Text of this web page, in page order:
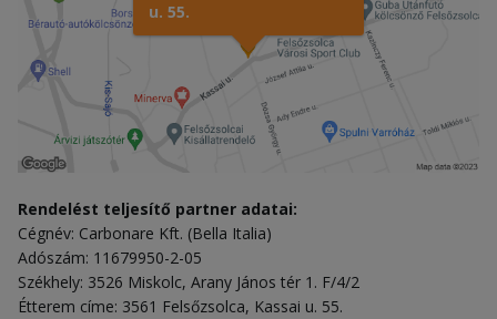
u. 55.
Rendelést teljesítő partner adatai:
Cégnév: Carbonare Kft. (Bella Italia)
Adószám: 11679950-2-05
Székhely: 3526 Miskolc, Arany János tér 1. F/4/2
Étterem címe: 3561 Felsőzsolca, Kassai u. 55.